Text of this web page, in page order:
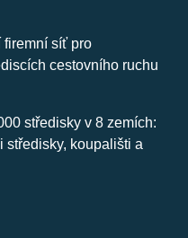
firemní síť pro
cestovního ruchu
středisky v 8 zemích:
středisky, koupališti a